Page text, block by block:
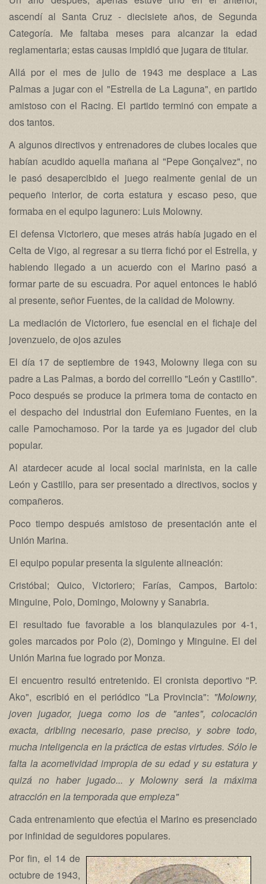
ascendí al Santa Cruz - diecisiete años, de Segunda
Categoría. Me faltaba meses para alcanzar la edad
reglamentaria; estas causas impidió que jugara de titular.
Allá por el mes de julio de 1943 me desplace a Las
Palmas a jugar con el "Estrella de La Laguna", en partido
amistoso con el Racing. El partido terminó con empate a
dos tantos.
A algunos directivos y entrenadores de clubes locales que
habían acudido aquella mañana al "Pepe Gonçalvez", no
le pasó desapercibido el juego realmente genial de un
pequeño interior, de corta estatura y escaso peso, que
formaba en el equipo lagunero: Luis Molowny.
El defensa Victoriero, que meses atrás había jugado en el
Celta de Vigo, al regresar a su tierra fichó por el Estrella, y
habiendo llegado a un acuerdo con el Marino pasó a
formar parte de su escuadra. Por aquel entonces le habló
al presente, señor Fuentes, de la calidad de Molowny.
La mediación de Victoriero, fue esencial en el fichaje del
jovenzuelo, de ojos azules
El día 17 de septiembre de 1943, Molowny llega con su
padre a Las Palmas, a bordo del correillo "León y Castillo".
Poco después se produce la primera toma de contacto en
el despacho del industrial don Eufemiano Fuentes, en la
calle Pamochamoso. Por la tarde ya es jugador del club
popular.
Al atardecer acude al local social marinista, en la calle
León y Castillo, para ser presentado a directivos, socios y
compañeros.
Poco tiempo después amistoso de presentación ante el
Unión Marina.
El equipo popular presenta la siguiente alineación:
Cristóbal; Quico, Victoriero; Farías, Campos, Bartolo:
Minguine, Polo, Domingo, Molowny y Sanabria.
El resultado fue favorable a los blanquiazules por 4-1,
goles marcados por Polo (2), Domingo y Minguine. El del
Unión Marina fue logrado por Monza.
El encuentro resultó entretenido. El cronista deportivo "P.
Ako", escribió en el periódico "La Provincia": "Molowny,
joven jugador, juega como los de "antes", colocación
exacta, dribling necesario, pase preciso, y sobre todo,
mucha inteligencia en la práctica de estas virtudes. Sólo le
falta la acometividad impropia de su edad y su estatura y
quizá no haber jugado... y Molowny será la máxima
atracción en la temporada que empieza"
Cada entrenamiento que efectúa el Marino es presenciado
por infinidad de seguidores populares.
Por fin, el 14 de
octubre de 1943,